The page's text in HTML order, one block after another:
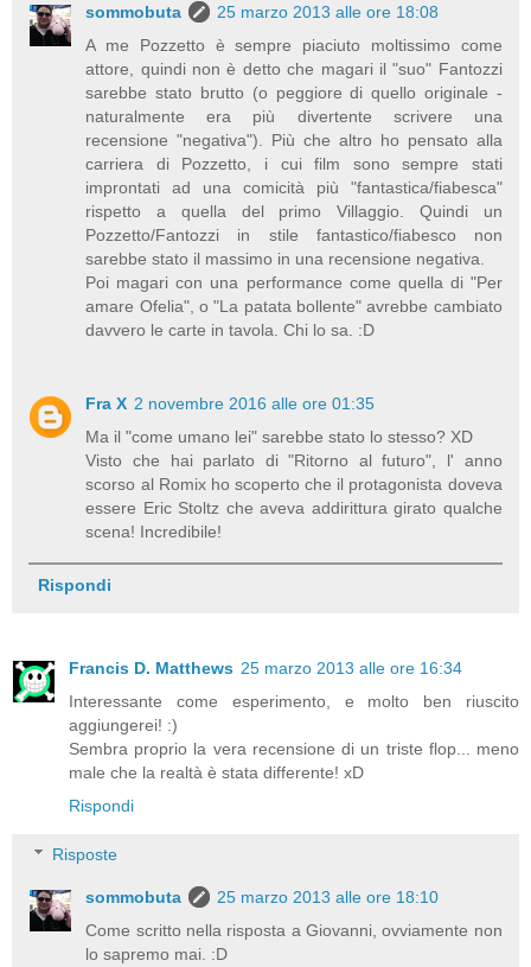
sommobuta
25 marzo 2013 alle ore 18:08
A me Pozzetto è sempre piaciuto moltissimo come
attore, quindi non è detto che magari il "suo" Fantozzi
sarebbe stato brutto (o peggiore di quello originale -
naturalmente era più divertente scrivere una
recensione "negativa"). Più che altro ho pensato alla
carriera di Pozzetto, i cui film sono sempre stati
improntati ad una comicità più "fantastica/fiabesca"
rispetto a quella del primo Villaggio. Quindi un
Pozzetto/Fantozzi in stile fantastico/fiabesco non
sarebbe stato il massimo in una recensione negativa.
Poi magari con una performance come quella di "Per
amare Ofelia", o "La patata bollente" avrebbe cambiato
davvero le carte in tavola. Chi lo sa. :D
Fra X 2 novembre 2016 alle ore 01:35
Ma il "come umano lei" sarebbe stato lo stesso? XD
Visto che hai parlato di "Ritorno al futuro", l' anno
scorso al Romix ho scoperto che il protagonista doveva
essere Eric Stoltz che aveva addirittura girato qualche
scena! Incredibile!
Rispondi
Francis D. Matthews 25 marzo 2013 alle ore 16:34
Interessante come esperimento, e molto ben riuscito
aggiungerei! :)
Sembra proprio la vera recensione di un triste flop... meno
male che la realtà è stata differente! xD
Rispondi
Risposte
sommobuta
25 marzo 2013 alle ore 18:10
Come scritto nella risposta a Giovanni, ovviamente non
lo sapremo mai. :D